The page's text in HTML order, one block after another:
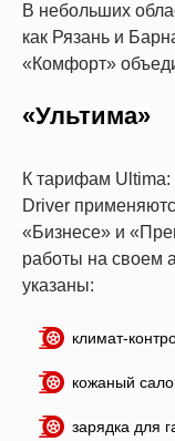
В небольших
как Рязань и
«Комфорт»
«Ультима»
К тарифам Ultima:
Driver
«Бизнесе» и
работы на своем
указаны:
климат-
кожаный
зарядка для